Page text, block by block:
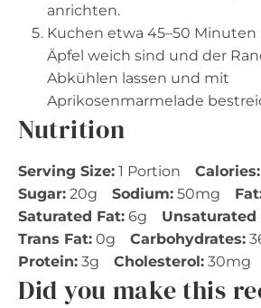
anrichten.
Kuchen etwa 45–50 Minuten
Äpfel weich sind und der
Abkühlen lassen und mit
Aprikosenmarmelade
Nutrition
Serving Size: 1 Portion Calories:
Sugar: 20g Sodium: 50mg
Saturated Fat: 6g Unsaturated
Trans Fat: 0g Carbohydrates:
Protein: 3g Cholesterol: 30mg
Did you make this